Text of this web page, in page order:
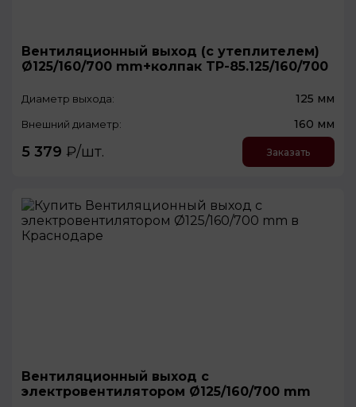
Вентиляционный выход (с утеплителем)
Ø125/160/700 mm+колпак TP-85.125/160/700
Диаметр выхода: 125 мм
Внешний диаметр: 160 мм
5 379 ₽/шт. Заказать
Вентиляционный выход с
электровентилятором Ø125/160/700 mm